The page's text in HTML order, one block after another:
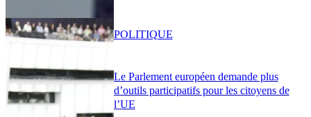
Le Parlement européen demande plus
d’outils participatifs pour les citoyens de
l’UE
POLITIQUE